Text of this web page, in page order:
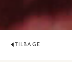
TILBAGE